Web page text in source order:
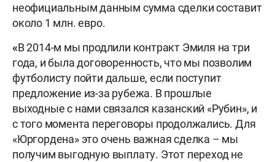
неофициальным данным сумма сделки составит
около 1 млн. евро.
«В 2014-м мы продлили контракт Эмиля на три
года, и была договоренность, что мы позволим
футболисту пойти дальше, если поступит
предложение из-за рубежа. В прошлые
выходные с нами связался казанский «Рубин», и
с того момента переговоры продолжались. Для
«Юргордена» это очень важная сделка – мы
получим выгодную выплату. Этот переход не